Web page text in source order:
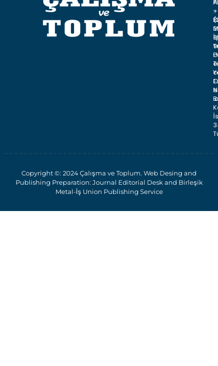
:
İş
Copyright ©: 2024 Çalışma ve Toplum. Web Desing and
Publishing Preparation: Journal Editorial Desk and Birleşik
Metal-İş Union Publishing Service